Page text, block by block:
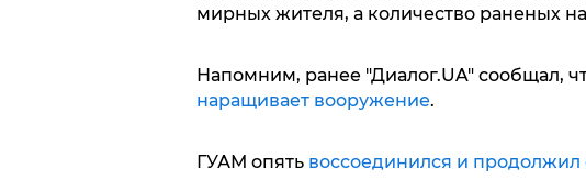
мирных жителя, а количество раненых
Напомним, ранее "Диалог.UA" сообщал,
наращивает вооружение.
ГУАМ опять воссоединился и продолжил